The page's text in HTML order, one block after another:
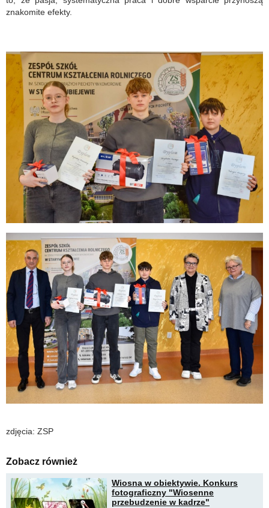
znakomite efekty.
zdjęcia: ZSP
Zobacz również
Wiosna w obiektywie. Konkurs
fotograficzny "Wiosenne
przebudzenie w kadrze"